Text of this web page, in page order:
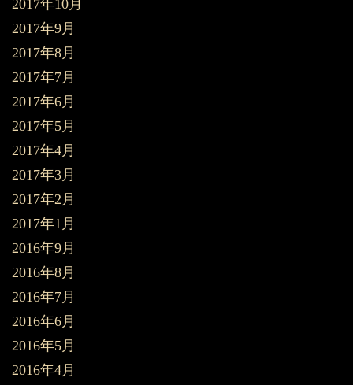
2017年10月
2017年9月
2017年8月
2017年7月
2017年6月
2017年5月
2017年4月
2017年3月
2017年2月
2017年1月
2016年9月
2016年8月
2016年7月
2016年6月
2016年5月
2016年4月